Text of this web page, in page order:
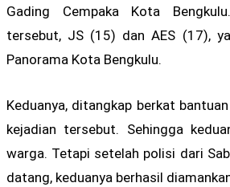
Gading Cempaka Kota
tersebut, JS (15) dan AES (17),
Panorama Kota Bengkulu.
Keduanya, ditangkap berkat
kejadian tersebut. Sehingga
warga. Tetapi setelah polisi dari
datang, keduanya berhasil